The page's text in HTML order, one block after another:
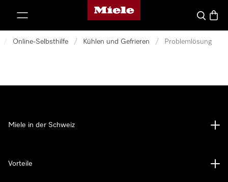
Miele-Homepage
Suche
/ Online-Selbsthilfe / Kühlen und Gefrieren / Problemlösung
Miele in der Schweiz
Vorteile